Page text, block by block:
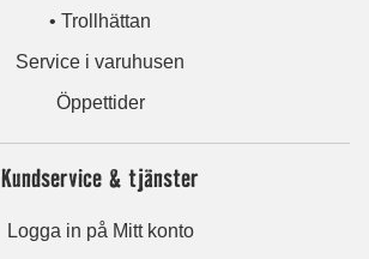
• Trollhättan
Service i varuhusen
Öppettider
Kundservice & tjänster
Logga in på Mitt konto